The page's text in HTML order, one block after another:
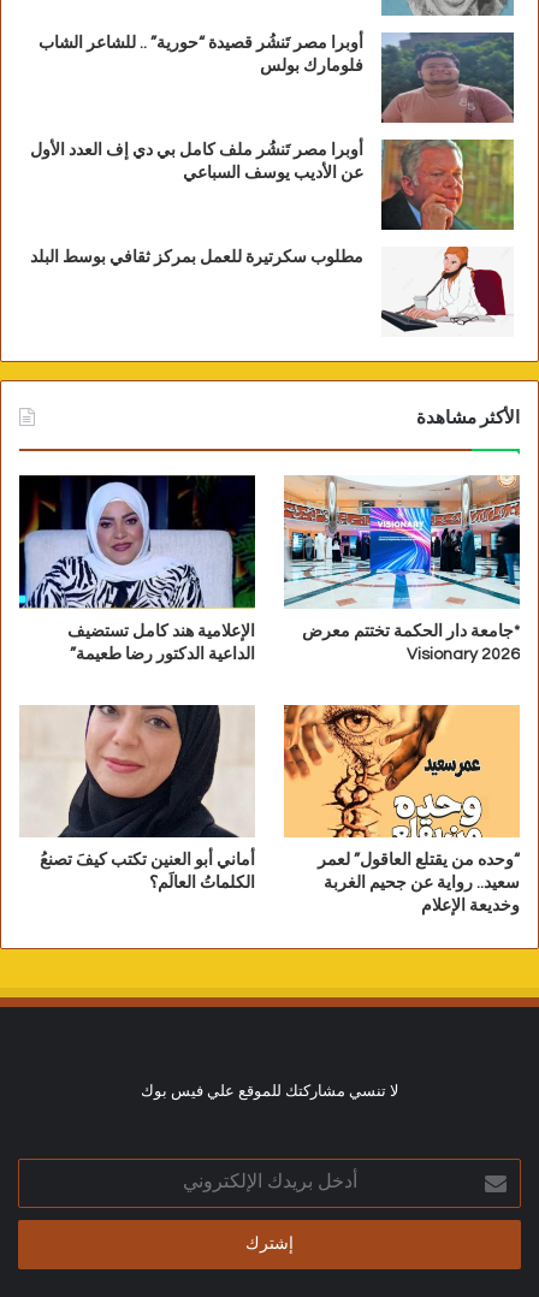
أوبرا مصر تَنشُر قصيدة “حورية” .. للشاعر الشاب
فلومارك بولس
أوبرا مصر تَنشُر ملف كامل بي دي إف العدد الأول
عن الأديب يوسف السباعي
مطلوب سكرتيرة للعمل بمركز ثقافي بوسط البلد
الأكثر مشاهدة
*جامعة دار الحكمة تختتم معرض
Visionary 2026
الإعلامية هند كامل تستضيف
الداعية الدكتور رضا طعيمة”
“وحده من يقتلع العاقول” لعمر
سعيد.. رواية عن جحيم الغربة
وخديعة الإعلام
أماني أبو العنين تكتب كيفَ تصنعُ
الكلماتُ العالَم؟
لا تنسي مشاركتك للموقع علي فيس بوك
أدخل
بريدك
الإلكتروني